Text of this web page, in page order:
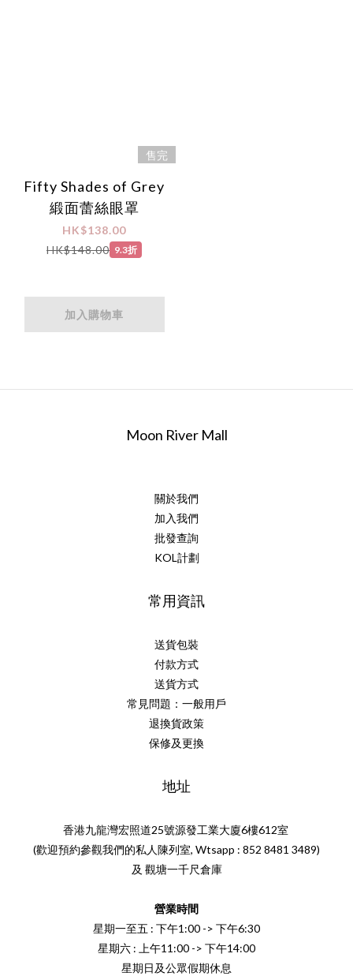
售完
Fifty Shades of Grey
緞面蕾絲眼罩
HK$138.00
HK$148.00 9.3折
加入購物車
Moon River Mall
關於我們
加入我們
批發查詢
KOL計劃
常用資訊
送貨包裝
付款方式
送貨方式
常見問題：一般用戶
退換貨政策
保修及更換
地址
香港九龍灣宏照道25號源發工業大廈6樓612室
(歡迎預約參觀我們的私人陳列室, Wtsapp : 852 8481 3489)
及 觀塘一千尺倉庫
營業時間
星期一至五 : 下午1:00 -> 下午6:30
星期六 : 上午11:00 -> 下午14:00
星期日及公眾假期休息